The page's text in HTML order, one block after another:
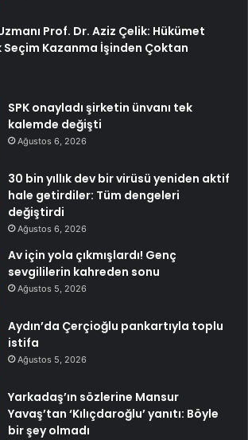
Prof. Dr. Aziz Çelik: Hükümet
Seçim Kazanma İşinden Çoktan
SPK onayladı şirketin ünvanı tek
kalemde değişti
Ağustos 6, 2026
30 bin yıllık dev bir virüsü yeniden aktif
hale getirdiler: Tüm dengeleri
değiştirdi
Ağustos 6, 2026
Av için yola çıkmışlardı! Genç
sevgililerin kahreden sonu
Ağustos 5, 2026
Aydın’da Çerçioğlu pankartıyla toplu
istifa
Ağustos 5, 2026
Yarkadaş’ın sözlerine Mansur
Yavaş’tan ‘Kılıçdaroğlu’ yanıtı: Böyle
bir şey olmadı